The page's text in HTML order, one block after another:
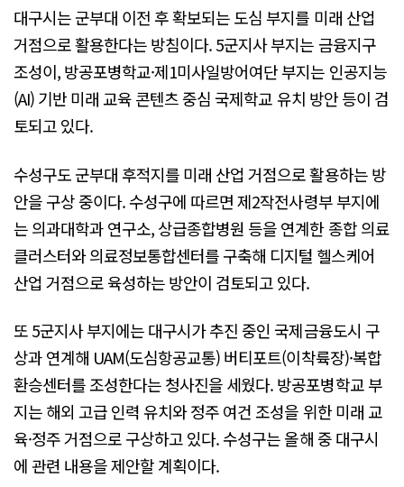
대구시는 군부대 이전 후 확보되는 도심 부지를 미래 산업
거점으로 활용한다는 방침이다. 5군지사 부지는 금융지구
조성이, 방공포병학교·제1미사일방어여단 부지는 인공지능
(AI) 기반 미래 교육 콘텐츠 중심 국제학교 유치 방안 등이 검
토되고 있다.
수성구도 군부대 후적지를 미래 산업 거점으로 활용하는 방
안을 구상 중이다. 수성구에 따르면 제2작전사령부 부지에
는 의과대학과 연구소, 상급종합병원 등을 연계한 종합 의료
클러스터와 의료정보통합센터를 구축해 디지털 헬스케어
산업 거점으로 육성하는 방안이 검토되고 있다.
또 5군지사 부지에는 대구시가 추진 중인 국제금융도시 구
상과 연계해 UAM(도심항공교통) 버티포트(이착륙장)·복합
환승센터를 조성한다는 청사진을 세웠다. 방공포병학교 부
지는 해외 고급 인력 유치와 정주 여건 조성을 위한 미래 교
육·정주 거점으로 구상하고 있다. 수성구는 올해 중 대구시
에 관련 내용을 제안할 계획이다.